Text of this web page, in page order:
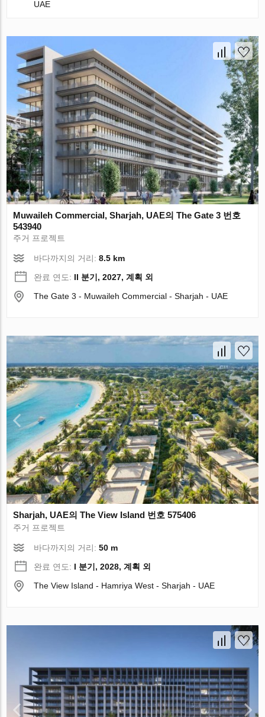
UAE
Muwaileh Commercial, Sharjah, UAE의 The Gate 3 번호
543940
주거 프로젝트
바다까지의 거리:8.5 km
완료 연도: II 분기, 2027, 계획 외
The Gate 3 - Muwaileh Commercial - Sharjah - UAE
Sharjah, UAE의 The View Island 번호 575406
주거 프로젝트
바다까지의 거리:50 m
완료 연도: I 분기, 2028, 계획 외
The View Island - Hamriya West - Sharjah - UAE